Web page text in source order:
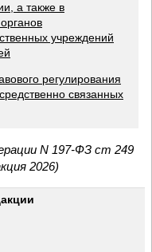
а также в
учреждений
регулирования
связанных
N 197-ФЗ ст 249
2026)